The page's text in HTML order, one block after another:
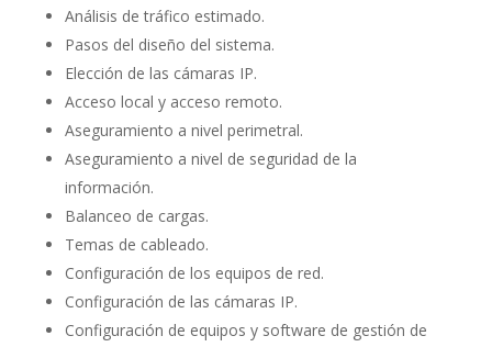
Análisis de tráfico estimado.
Pasos del diseño del sistema.
Elección de las cámaras IP.
Acceso local y acceso remoto.
Aseguramiento a nivel perimetral.
Aseguramiento a nivel de seguridad de la
información.
Balanceo de cargas.
Temas de cableado.
Configuración de los equipos de red.
Configuración de las cámaras IP.
Configuración de equipos y software de gestión de